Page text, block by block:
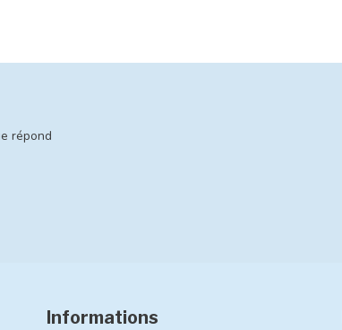
répond
Informations